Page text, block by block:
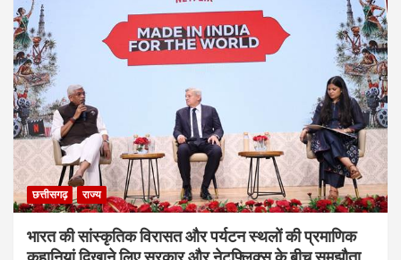
छत्तीसगढ़ राज्य
भारत की सांस्कृतिक विरासत और पर्यटन स्थलों की प्रमाणिक